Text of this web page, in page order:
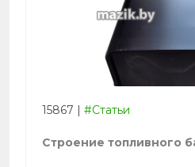
15867 | #Статьи
Строение топливного